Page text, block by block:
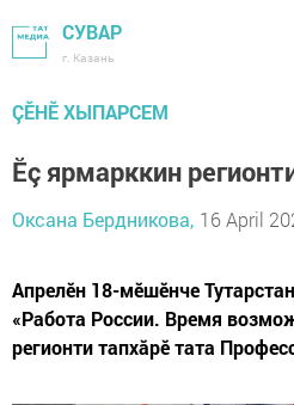
СУВАР
г. Казань
ÇӖНӖ ХЫПАРСЕМ
Ӗç ярмарккин
Оксана Бердникова, 16 April
Апрелӗн 18-мӗшӗнче
«Работа России. Время
регионти тапхăрӗ тата